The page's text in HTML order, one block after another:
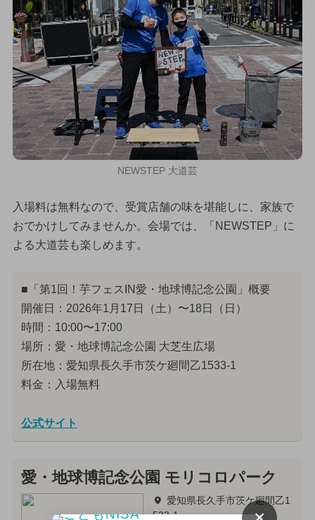
NEWSTEP 大道芸
入場料は無料なので、受賞店舗の味を堪能しに、家族で
おでかけしてみませんか。会場では、「NEWSTEP」に
よる大道芸も楽しめます。
■「第1回！芋フェスIN愛・地球博記念公園」概要
開催日：2026年1月17日（土）〜18日（日）
時間：10:00〜17:00
場所：愛・地球博記念公園 大芝生広場
所在地：愛知県長久手市茨ケ廻間乙1533-1
料金：入場無料
公式サイト
愛・地球博記念公園 モリコロパーク
愛知県長久手市茨ケ廻間乙1
533-1